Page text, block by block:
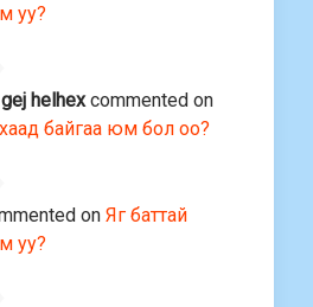
уу?
helhexcommented on
байгаа юм бол оо?
onЯг баттай
уу?